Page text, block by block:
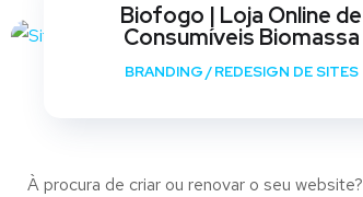
Biofogo | Loja Online de
Consumíveis Biomassa
BRANDING/REDESIGN DE SITES
À procura de criar ou renovar o seu website?